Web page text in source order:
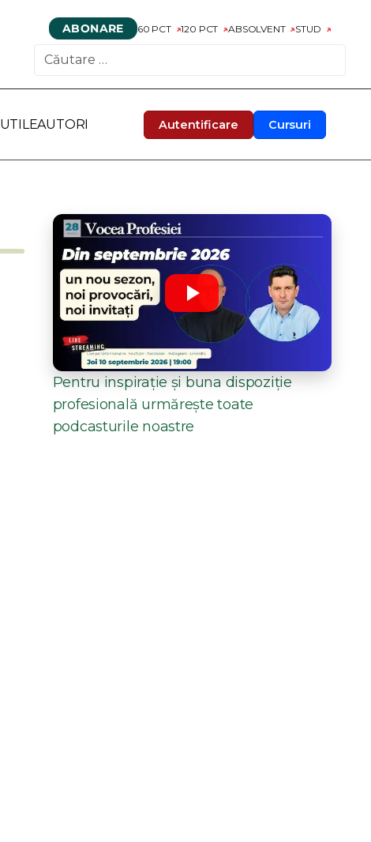
ABONARE 60 PCT 120 PCT ABSOLVENT STUD
Autentificare Cursuri
UTILEAUTORI
Pentru inspirație și buna dispoziție
profesională urmărește toate
podcasturile noastre